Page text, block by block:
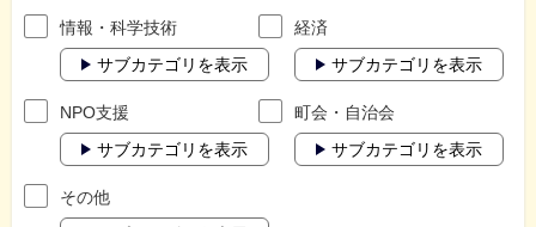
情報・科学技術
サブカテゴリを表示
経済
サブカテゴリを表示
NPO支援
サブカテゴリを表示
町会・自治会
サブカテゴリを表示
その他